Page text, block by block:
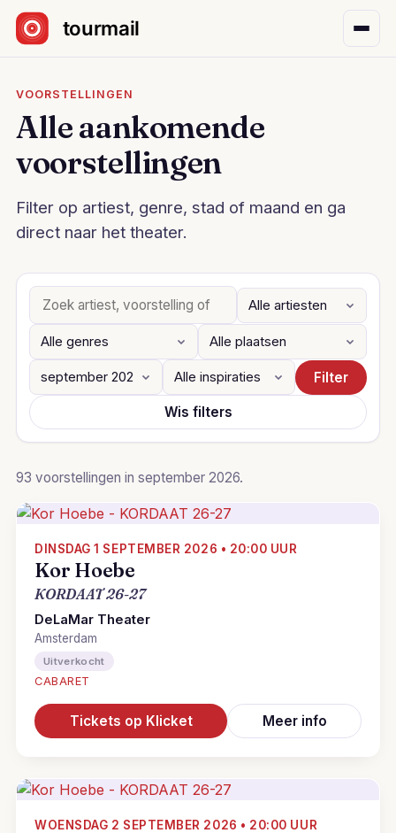
Sla navigatie over
VOORSTELLINGEN
Alle aankomende
voorstellingen
Filter op artiest, genre, stad of maand en ga
direct naar het theater.
Filter
Wis filters
93 voorstellingen in september 2026.
DINSDAG 1 SEPTEMBER 2026 • 20:00 UUR
Kor Hoebe
KORDAAT 26-27
DeLaMar Theater
Amsterdam
Uitverkocht
CABARET
Tickets op Klicket Meer info
WOENSDAG 2 SEPTEMBER 2026 • 20:00 UUR